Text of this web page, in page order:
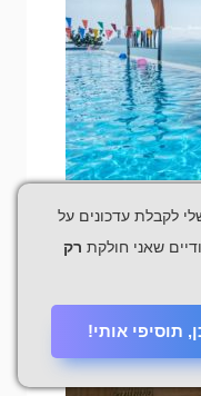
לקבלת עדכונים על
שאני חולקת רק
תוסיפי אותי!